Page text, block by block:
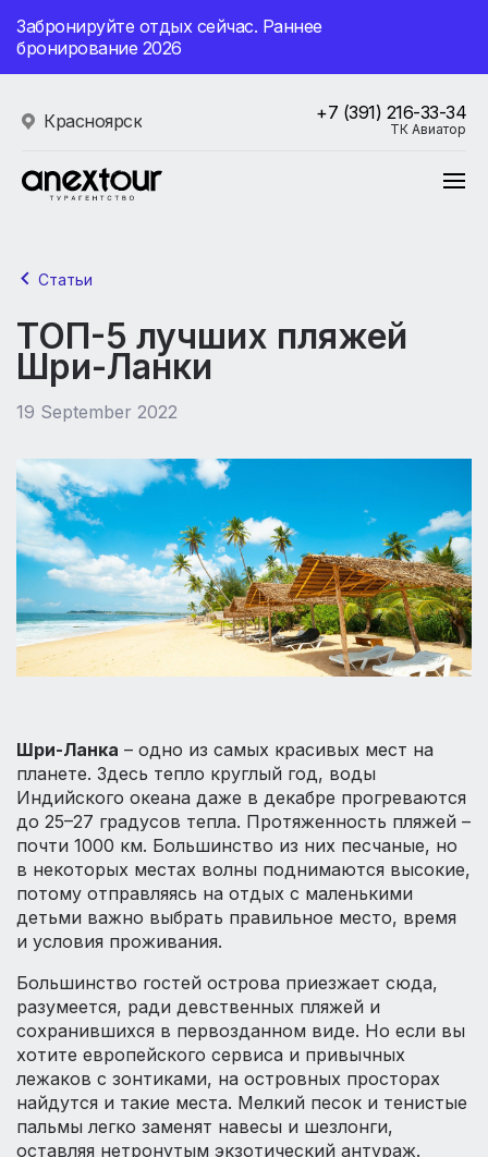
Забронируйте отдых сейчас. Раннее
бронирование 2026
Красноярск +7 (391) 216-33-34
ТК Авиатор
Статьи
ТОП-5 лучших пляжей
Шри-Ланки
19 September 2022
Шри-Ланка – одно из самых красивых мест на
планете. Здесь тепло круглый год, воды
Индийского океана даже в декабре прогреваются
до 25–27 градусов тепла. Протяженность пляжей –
почти 1000 км. Большинство из них песчаные, но
в некоторых местах волны поднимаются высокие,
потому отправляясь на отдых с маленькими
детьми важно выбрать правильное место, время
и условия проживания.
Большинство гостей острова приезжает сюда,
разумеется, ради девственных пляжей и
сохранившихся в первозданном виде. Но если вы
хотите европейского сервиса и привычных
лежаков с зонтиками, на островных просторах
найдутся и такие места. Мелкий песок и тенистые
пальмы легко заменят навесы и шезлонги,
оставляя нетронутым экзотический антураж.